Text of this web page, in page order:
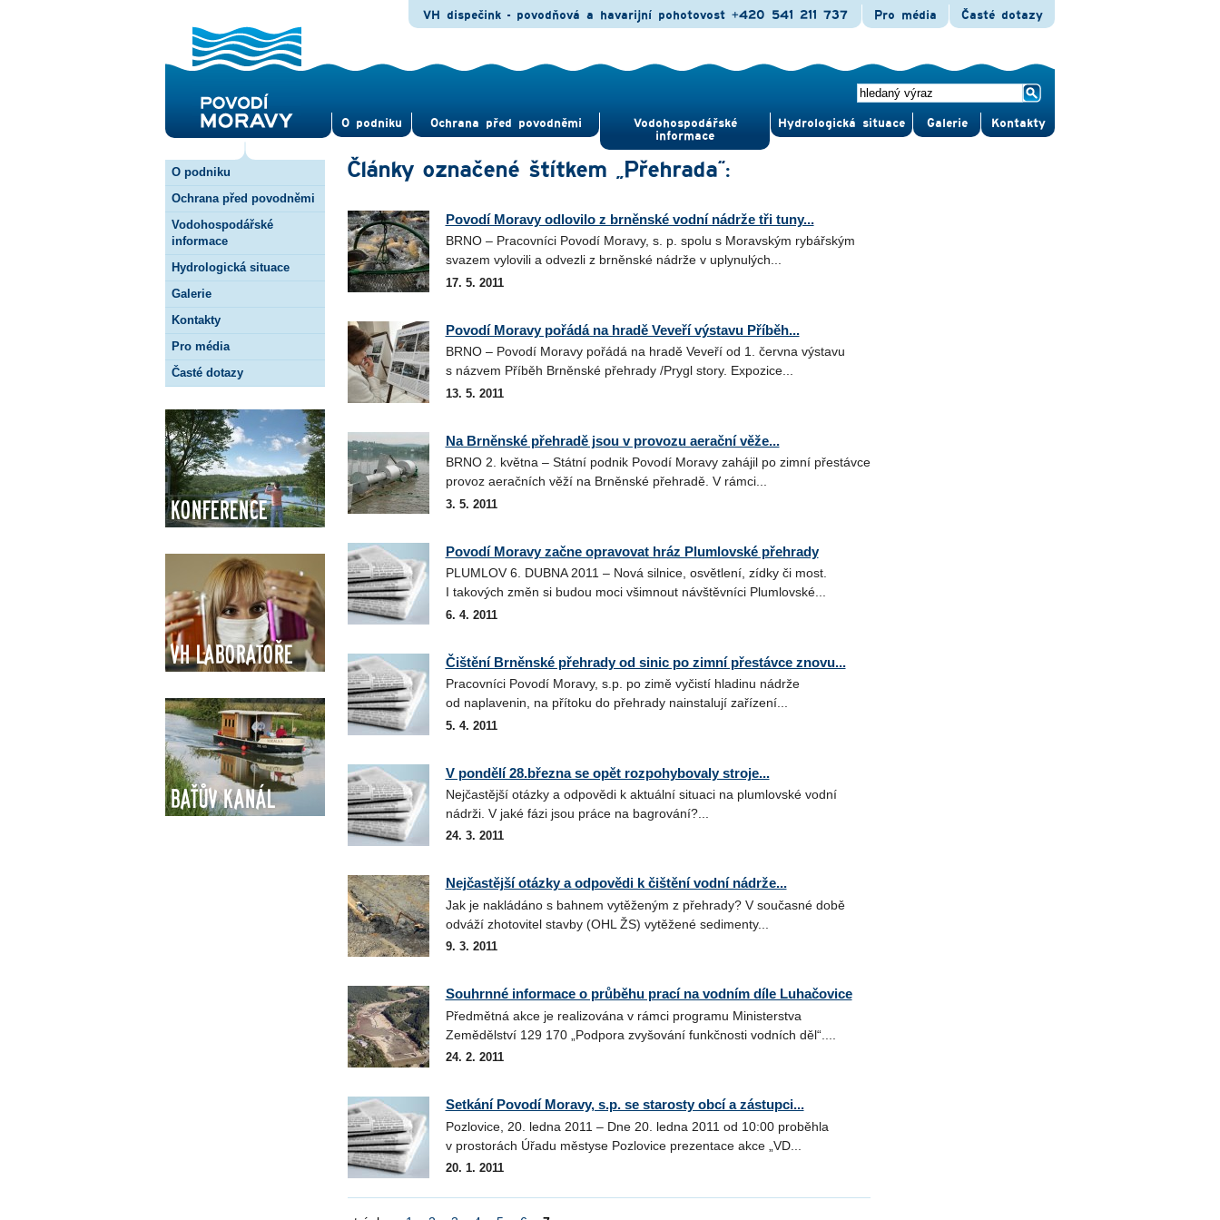
O pod­niku Ochrana před povod­němi
Vodohospodářské
informace
Hydrologická situace Gale­rie Kontak­ty
VH dispečink - povodňová a havarijní pohotovost +420 541 211 737 Pro média Časté dotazy
O podniku
Ochrana před povodněmi
Vodohospodářské
informace
Hydrologická situace
Galerie
Kontakty
Pro média
Časté dotazy
Konference
VH Laboratoře
Baťův kanál
Články označené štítkem „Přehrada“:
Povodí Moravy odlovilo z brněnské vodní nádrže tři tuny...
BRNO – Pracovníci Povodí Moravy, s. p. spolu s Moravským rybářským
svazem vylovili a odvezli z brněnské nádrže v uplynulých...
17. 5. 2011
Povodí Moravy pořádá na hradě Veveří výstavu Příběh...
BRNO – Povodí Moravy pořádá na hradě Veveří od 1. června výstavu
s názvem Příběh Brněnské přehrady /Prygl story. Expozice...
13. 5. 2011
Na Brněnské přehradě jsou v provozu aerační věže...
BRNO 2. května – Státní podnik Povodí Moravy zahájil po zimní přestávce
provoz aeračních věží na Brněnské přehradě. V rámci...
3. 5. 2011
Povodí Moravy začne opravovat hráz Plumlovské přehrady
PLUMLOV 6. DUBNA 2011 – Nová silnice, osvětlení, zídky či most.
I takových změn si budou moci všimnout návštěvníci Plumlovské...
6. 4. 2011
Čištění Brněnské přehrady od sinic po zimní přestávce znovu...
Pracovníci Povodí Moravy, s.p. po zimě vyčistí hladinu nádrže
od naplavenin, na přítoku do přehrady nainstalují zařízení...
5. 4. 2011
V pondělí 28.března se opět rozpohybovaly stroje...
Nejčastější otázky a odpovědi k aktuální situaci na plumlovské vodní
nádrži. V jaké fázi jsou práce na bagrování?...
24. 3. 2011
Nejčastější otázky a odpovědi k čištění vodní nádrže...
Jak je nakládáno s bahnem vytěženým z přehrady? V současné době
odváží zhotovitel stavby (OHL ŽS) vytěžené sedimenty...
9. 3. 2011
Souhrnné informace o průběhu prací na vodním díle Luhačovice
Předmětná akce je realizována v rámci programu Ministerstva
Zemědělství 129 170 „Podpora zvyšování funkčnosti vodních děl“....
24. 2. 2011
Setkání Povodí Moravy, s.p. se starosty obcí a zástupci...
Pozlovice, 20. ledna 2011 – Dne 20. ledna 2011 od 10:00 proběhla
v prostorách Úřadu městyse Pozlovice prezentace akce „VD...
20. 1. 2011